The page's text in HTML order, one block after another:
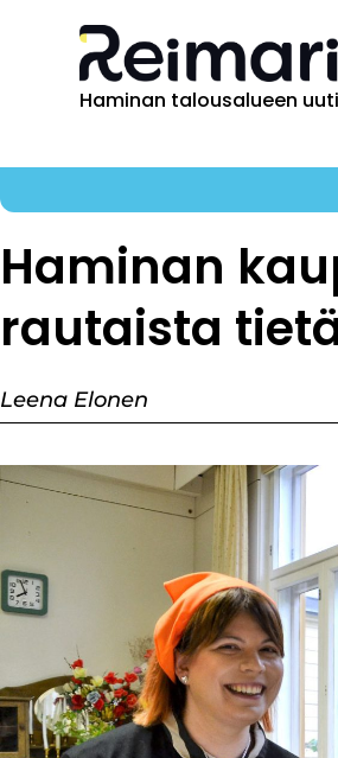
Haminan talousalueen
Haminan
rautaista
Leena Elonen